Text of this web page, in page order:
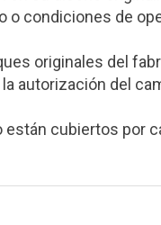
o condiciones de
originales del
autorización del
cubiertos por